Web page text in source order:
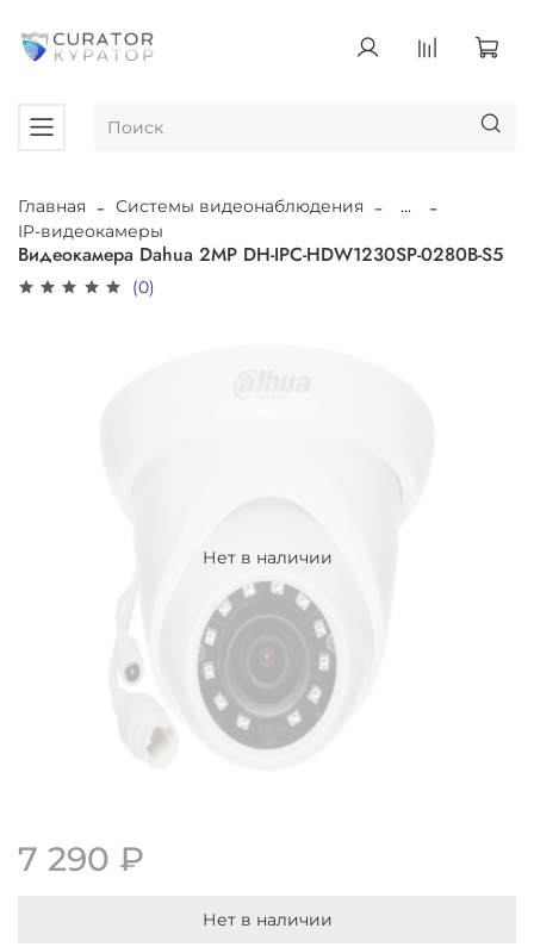
Главная Системы видеонаблюдения
...
IP-видеокамеры
Видеокамера Dahua 2MP DH-IPC-HDW1230SP-0280B-S5
(0)
Нет в наличии
7 290 ₽
Нет в наличии